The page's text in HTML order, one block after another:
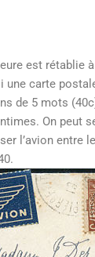
est rétablie
une carte
de 5 mots
On peut
l’avion entre